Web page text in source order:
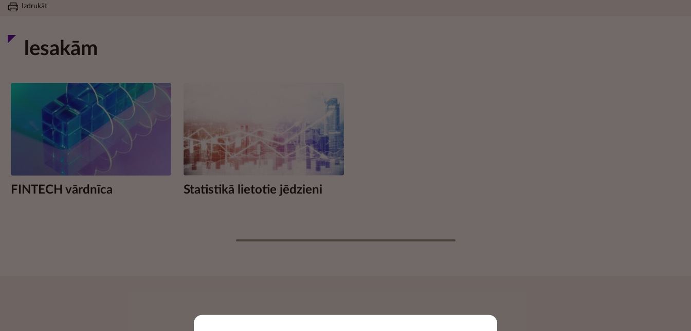
Izdrukāt
Iesakām
FINTECH vārdnīca Statistikā lietotie jēdzieni